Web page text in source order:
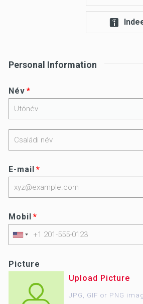
Personal Information
Név
E-mail
Mobil
Picture
Upload Picture
JPG, GIF or PNG